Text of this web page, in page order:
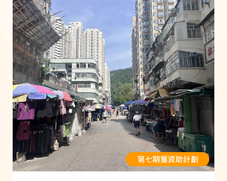
第七期獲資助計劃